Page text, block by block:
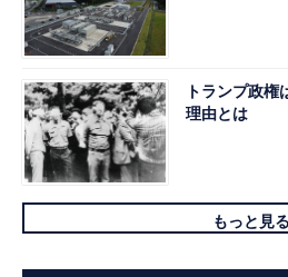
トランプ政権
理由とは
もっと見る